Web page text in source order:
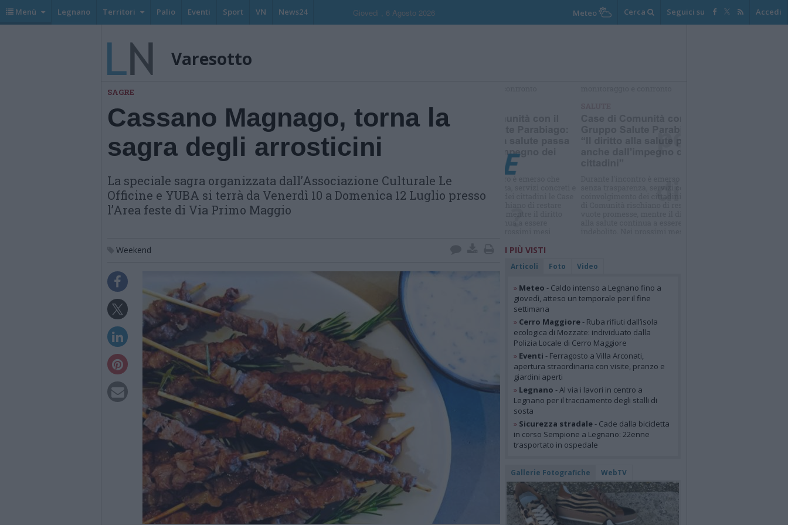
Menù Legnano Territori Palio Eventi Sport VN News24 Giovedi , 6 Agosto 2026 Meteo Cerca Seguici su Accedi
Varesotto
SAGRE
Cassano Magnago, torna la
sagra degli arrosticini
La speciale sagra organizzata dall’Associazione Culturale Le
Officine e YUBA si terrà da Venerdì 10 a Domenica 12 Luglio presso
l’Area feste di Via Primo Maggio
Weekend I PIÙ VISTI
Articoli Foto Video
» Meteo - Caldo intenso a Legnano fino a
giovedì, atteso un temporale per il fine
settimana
» Cerro Maggiore- Ruba rifiuti dall’isola
ecologica di Mozzate: individuato dalla
Polizia Locale di Cerro Maggiore
» Eventi - Ferragosto a Villa Arconati,
apertura straordinaria con visite, pranzo e
giardini aperti
» Legnano - Al via i lavori in centro a
Legnano per il tracciamento degli stalli di
sosta
» Sicurezza stradale- Cade dalla bicicletta
in corso Sempione a Legnano: 22enne
trasportato in ospedale
Gallerie Fotografiche WebTV